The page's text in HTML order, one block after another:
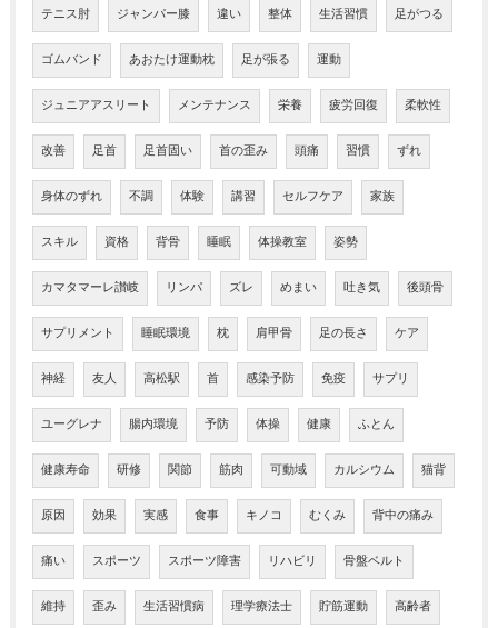
テニス肘 ジャンパー膝 違い 整体 生活習慣 足がつる
ゴムバンド あおたけ運動枕 足が張る 運動
ジュニアアスリート メンテナンス 栄養 疲労回復 柔軟性
改善 足首 足首固い 首の歪み 頭痛 習慣 ずれ
身体のずれ 不調 体験 講習 セルフケア 家族
スキル 資格 背骨 睡眠 体操教室 姿勢
カマタマーレ讃岐 リンパ ズレ めまい 吐き気 後頭骨
サプリメント 睡眠環境 枕 肩甲骨 足の長さ ケア
神経 友人 高松駅 首 感染予防 免疫 サプリ
ユーグレナ 腸内環境 予防 体操 健康 ふとん
健康寿命 研修 関節 筋肉 可動域 カルシウム 猫背
原因 効果 実感 食事 キノコ むくみ 背中の痛み
痛い スポーツ スポーツ障害 リハビリ 骨盤ベルト
維持 歪み 生活習慣病 理学療法士 貯筋運動 高齢者